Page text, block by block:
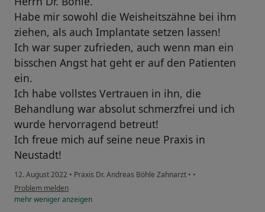
Habe mir sowohl die Weisheitszähne bei ihm
ziehen, als auch Implantate setzen lassen!
Ich war super zufrieden, auch wenn man ein
bisschen Angst hat geht er auf den Patienten
ein.
Ich habe vollstes Vertrauen in ihn, die
Behandlung war absolut schmerzfrei und ich
wurde hervorragend betreut!
Ich freue mich auf seine neue Praxis in
Neustadt!
12. August 2022 • Praxis Dr. Andreas Böhle Zahnarzt • •
Problem melden
mehrwenigeranzeigen